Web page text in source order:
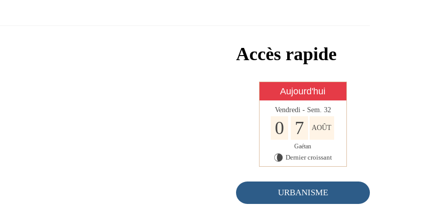
Accès rapide
Aujourd'hui
Vendredi - Sem. 32
0 7 AOÛT
Gaétan
V Dernier croissant
URBANISME